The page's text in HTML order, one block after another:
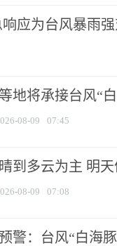
应为台风暴雨
地将承接台风“
08-09 07:45
到多云为主 明
08-09 07:08
警：台风“白海